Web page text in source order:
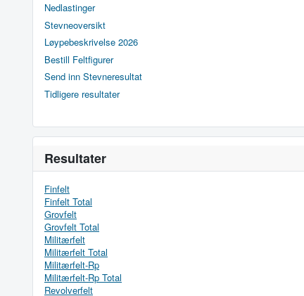
Nedlastinger
Stevneoversikt
Løypebeskrivelse 2026
Bestill Feltfigurer
Send inn Stevneresultat
Tidligere resultater
Resultater
Finfelt
Finfelt Total
Grovfelt
Grovfelt Total
Militærfelt
Militærfelt Total
Militærfelt-Rp
Militærfelt-Rp Total
Revolverfelt